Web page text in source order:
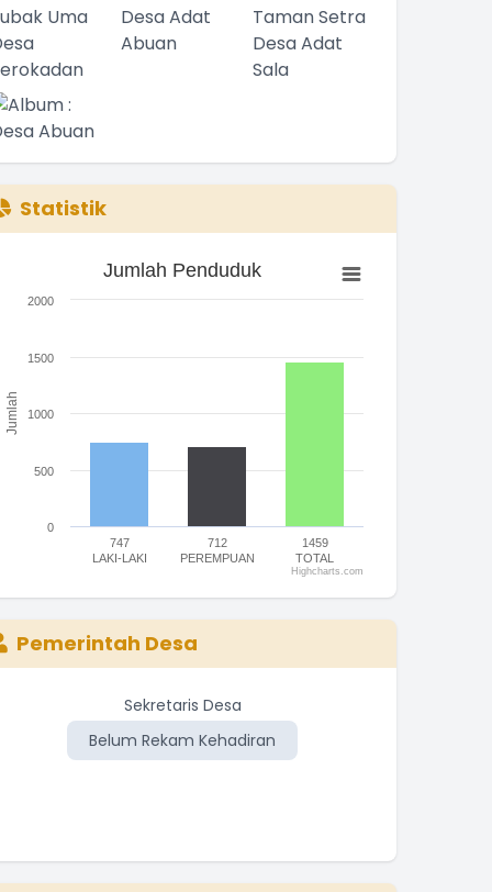
Lansia Banjar Dinas Abuan Kauh,
Lansia
Statistik
Jumlah Penduduk
The chart has 1 X axis displaying categories.
Jumlah
Jumlah Penduduk
747
LAKI-LAKI
712
PEREMPUAN
1459
TOTAL
0
500
1000
1500
2000
Highcharts.com
Pemerintah Desa
Sekretaris Desa
Belum Rekam Kehadiran